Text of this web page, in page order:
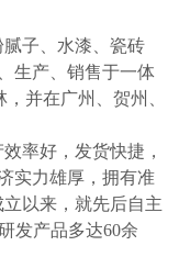
腻子、水漆、瓷砖
生产、销售于一体
并在广州、贺州、
率好，发货快捷，
实力雄厚，拥有准
以来，就先后自主
发产品多达60余